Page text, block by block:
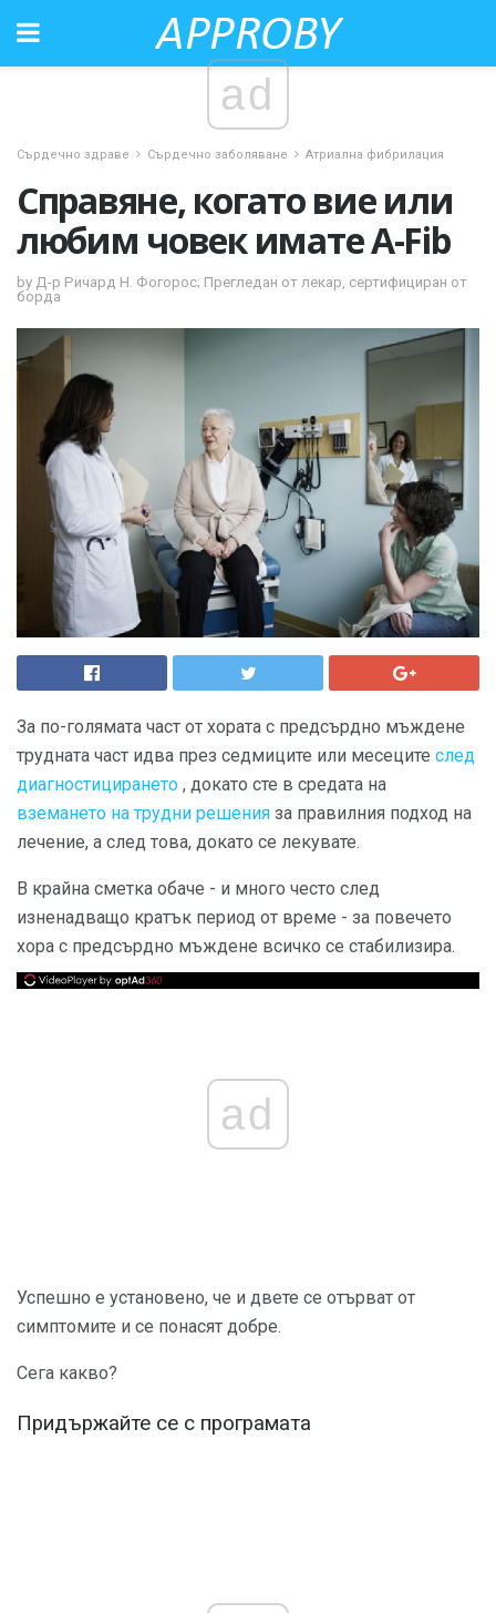
ad
Сърдечно здраве Сърдечно заболяване Атриална фибрилация
Справяне, когато вие или
любим човек имате A-Fib
by Д-р Ричард Н. Фогорос; Прегледан от лекар, сертифициран от
борда
За по-голямата част от хората с предсърдно мъждене
трудната част идва през седмиците или месеците след
диагностицирането , докато сте в средата на
вземането на трудни решения за правилния подход на
лечение, а след това, докато се лекувате.
В крайна сметка обаче - и много често след
изненадващо кратък период от време - за повечето
хора с предсърдно мъждене всичко се стабилизира.
ad
Успешно е установено, че и двете се отърват от
симптомите и се понасят добре.
Сега какво?
Придържайте се с програмата